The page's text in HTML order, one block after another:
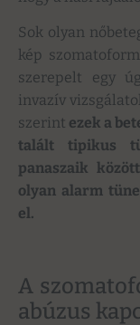
Sok olyan
kép
szerepelt egy
invazív
szerint ezek a
talált tipikus
panaszaik
olyan alarm
el.
A
abúzus